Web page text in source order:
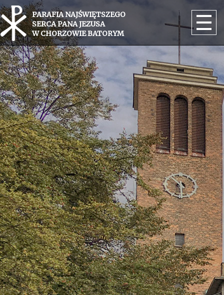
PARAFIA NAJŚWIĘTSZEGO
SERCA PANA JEZUSA
W CHORZOWIE BATORYM